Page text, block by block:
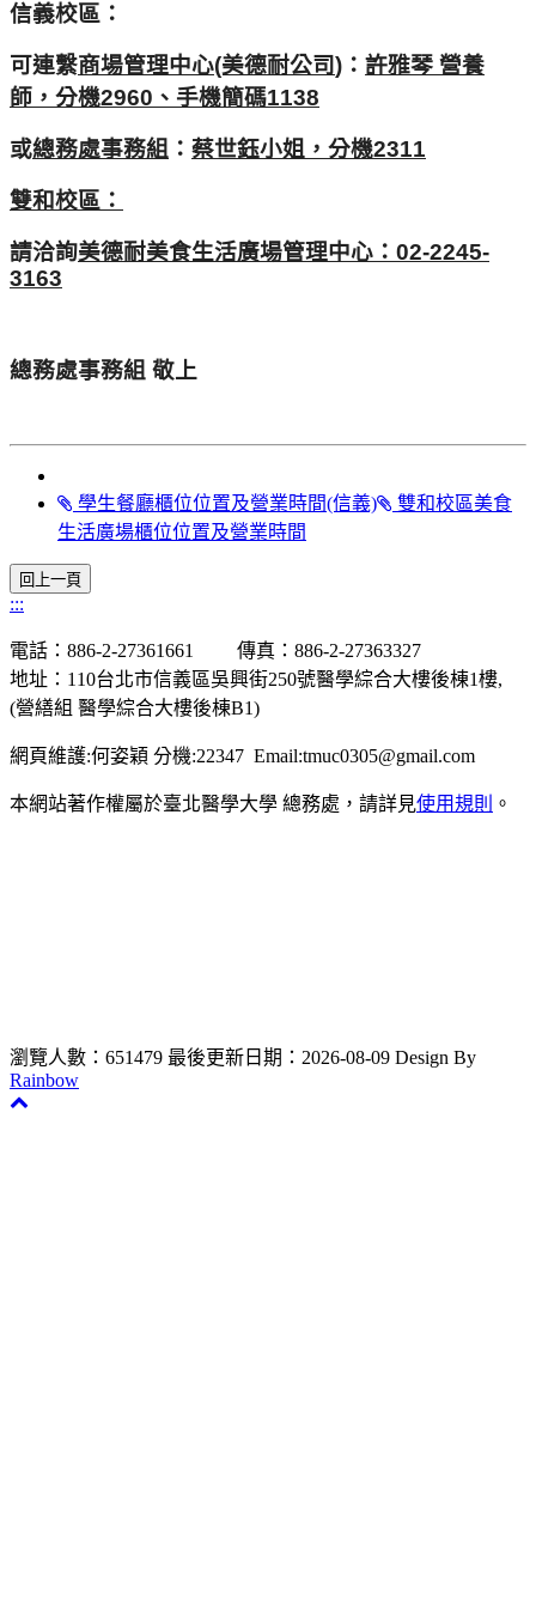
信義校區：
可連繫商場管理中心(美德耐公司)： 許雅琴 營養
師，分機2960、手機簡碼1138
或總務處事務組 ： 蔡世鈺小姐，分機2311
雙和校區：
請洽詢美德耐美食生活廣場管理中心：02-2245-
3163
總務處事務組 敬上
學生餐廳櫃位位置及營業時間(信義)
雙和校區美食
生活廣場櫃位位置及營業時間
:::
電話：886-2-27361661 傳真：886-2-27363327
地址：110台北市信義區吳興街250號醫學綜合大樓後棟1樓,
(營繕組 醫學綜合大樓後棟B1)
網頁維護:何姿穎 分機:22347 Email:tmuc0305@gmail.com
本網站著作權屬於臺北醫學大學 總務處，請詳見使用規則 。
瀏覽人數：651479 最後更新日期：2026-08-09 Design By
Rainbow